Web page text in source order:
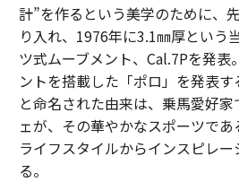
計”を作るという美学のために、
り入れ、1976年に3.1㎜厚という
ツ式ムーブメント、Cal.7Pを発表
ントを搭載した「ポロ」を発表す
と命名された由来は、乗馬愛好
ェが、その華やかなスポーツで
ライフスタイルからインスピレ
る。